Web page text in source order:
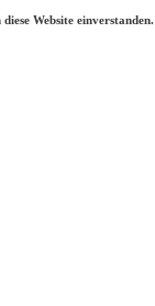
Website einverstanden.